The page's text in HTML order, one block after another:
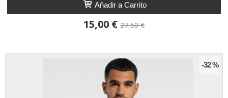
Añadir a Carrito
15,00 € 27,50 €
-32 %